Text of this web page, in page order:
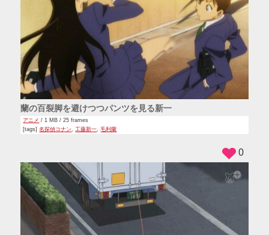
蘭の百裂脚を避けつつパンツを見る新一
アニメ / 1 MB / 25 frames
[tags]名探偵コナン ,工藤新一 ,毛利蘭
0